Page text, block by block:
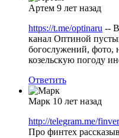
Артем 9 лет назад
https://t.me/optinaru --
канал Оптиной
богослужений, фото,
козельскую погоду
Ответить
Марк 10 лет назад
http://telegram.me/
Про финтех